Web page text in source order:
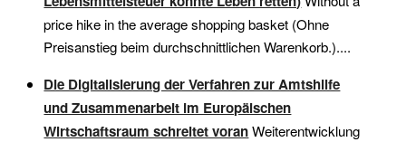
price hike in the average shopping basket (Ohne
Preisanstieg beim durchschnittlichen Warenkorb.)....
Die Digitalisierung der Verfahren zur Amtshilfe
und Zusammenarbeit im Europäischen
Wirtschaftsraum schreitet voranWeiterentwicklung